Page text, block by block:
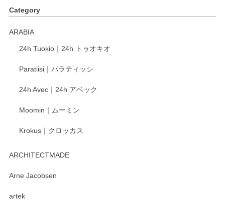
Category
ARABIA
24h Tuokio｜24h トゥオキオ
Paratiisi｜パラティッシ
24h Avec｜24h アベック
Moomin｜ムーミン
Krokus｜クロッカス
ARCHITECTMADE
Arne Jacobsen
artek